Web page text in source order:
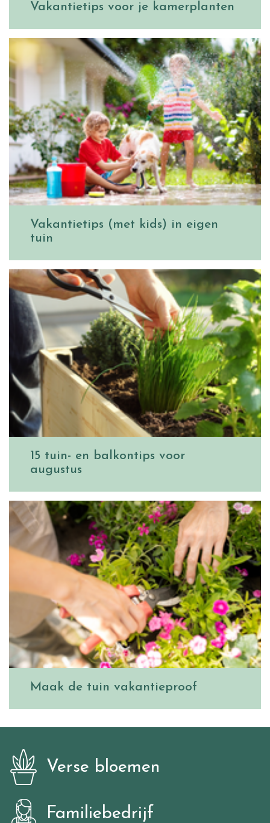
Vakantietips voor je kamerplanten
Vakantietips (met kids) in eigen
tuin
15 tuin- en balkontips voor
augustus
Maak de tuin vakantieproof
Verse bloemen
Familiebedrijf